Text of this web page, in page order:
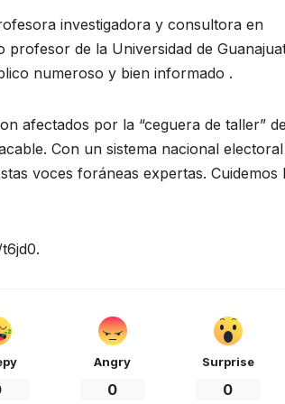
investigadora y consultora en
de la Universidad de
numeroso y bien informado .
afectados por la “ceguera de taller”
Con un sistema nacional
voces foráneas expertas. Cuidemos
Angry
0
Surprise
0